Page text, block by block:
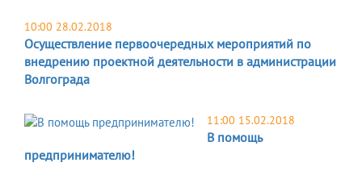
10:00 28.02.2018
Осуществление первоочередных мероприятий по
внедрению проектной деятельности в администрации
Волгограда
11:00 15.02.2018
В помощь
предпринимателю!